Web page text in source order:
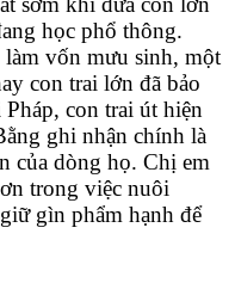
học phổ thông.
vốn mưu sinh, một
con trai lớn đã bảo
con trai út hiện
ghi nhận chính là
của dòng họ. Chị em
trong việc nuôi
gìn phẩm hạnh để